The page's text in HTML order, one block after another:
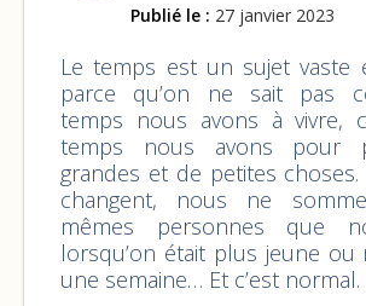
Publié le : 27 janvier 2023
Le temps est un sujet vaste
parce qu’on ne sait pas
temps nous avons à vivre,
temps nous avons pour
grandes et de petites choses.
changent, nous ne
mêmes personnes que
lorsqu’on était plus jeune ou
une semaine… Et c’est normal.